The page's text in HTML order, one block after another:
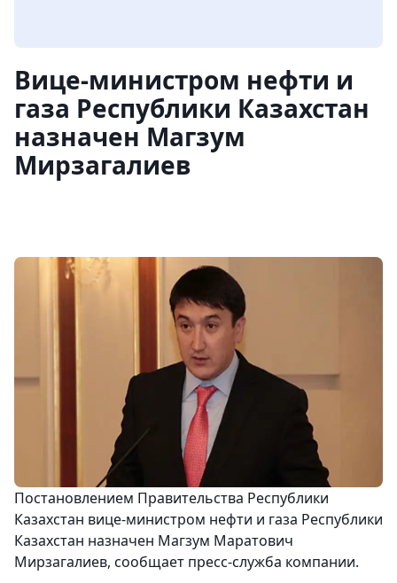
Вице-министром нефти и
газа Республики Казахстан
назначен Магзум
Мирзагалиев
Постановлением Правительства Республики
Казахстан вице-министром нефти и газа Республики
Казахстан назначен Магзум Маратович
Мирзагалиев, сообщает пресс-служба компании.